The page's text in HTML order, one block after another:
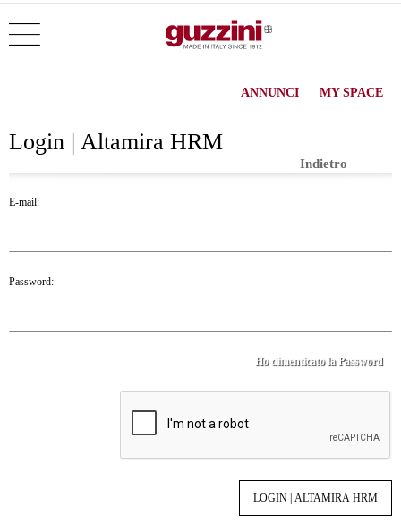
ANNUNCI MY SPACE
Login | Altamira HRM
Indietro
E-mail:
Password:
Ho dimenticato la Password